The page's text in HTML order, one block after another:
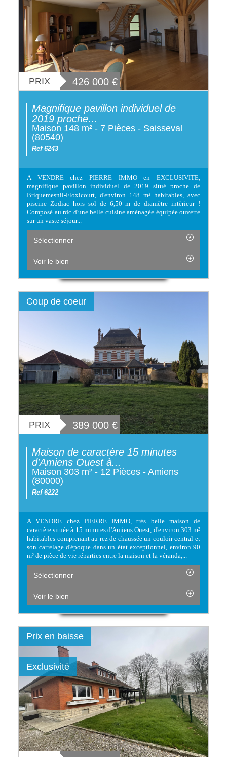
PRIX 426 000 €
Magnifique pavillon individuel de
2019 proche...
Maison 148 m² - 7 Pièces - Saisseval
(80540)
Ref 6243
A VENDRE chez PIERRE IMMO en EXCLUSIVITE,
magnifique pavillon individuel de 2019 situé proche de
Briquemesnil-Floxicourt, d'environ 148 m² habitables, avec
piscine Zodiac hors sol de 6,50 m de diamètre intèrieur !
Composé au rdc d'une belle cuisine aménagée équipée ouverte
sur un vaste séjour...
Sélectionner
Voir le bien
Coup de coeur
PRIX 389 000 €
Maison de caractère 15 minutes
d'Amiens Ouest à...
Maison 303 m² - 12 Pièces - Amiens
(80000)
Ref 6222
A VENDRE chez PIERRE IMMO, très belle maison de
caractère située à 15 minutes d'Amiens Ouest, d'environ 303 m²
habitables comprenant au rez de chaussée un couloir central et
son carrelage d'époque dans un état exceptionnel, environ 90
m² de pièce de vie réparties entre la maison et la véranda,...
Sélectionner
Voir le bien
Exclusivité
Prix en baisse